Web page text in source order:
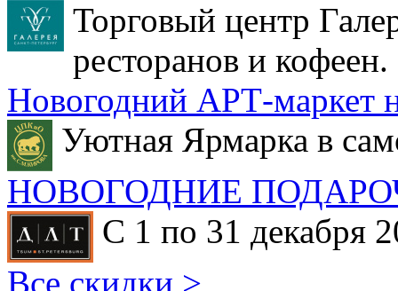
Торговый центр
ресторанов и кофеен.
Новогодний АРТ-маркет
Уютная Ярмарка в
НОВОГОДНИЕ
С 1 по 31 декабря
Все скидки >